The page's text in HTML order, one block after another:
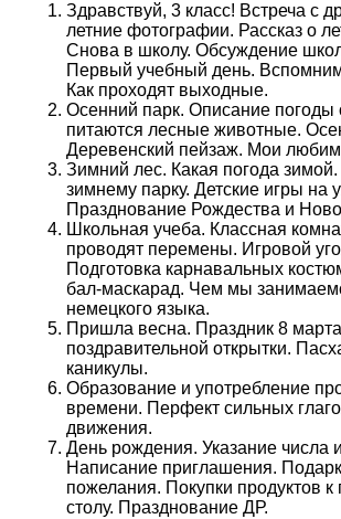
Здравствуй, 3 класс! Встреча с
летние фотографии. Рассказ о
Снова в школу. Обсуждение
Первый учебный день.
Как проходят выходные.
Осенний парк. Описание
питаются лесные животные.
Деревенский пейзаж. Мои
Зимний лес. Какая погода
зимнему парку. Детские игры на
Празднование Рождества и
Школьная учеба. Классная
проводят перемены. Игровой
Подготовка карнавальных
бал-маскарад. Чем мы
немецкого языка.
Пришла весна. Праздник 8
поздравительной открытки.
каникулы.
Образование и употребление
времени. Перфект сильных
движения.
День рождения. Указание числа
Написание приглашения.
пожелания. Покупки продуктов к
столу. Празднование ДР.